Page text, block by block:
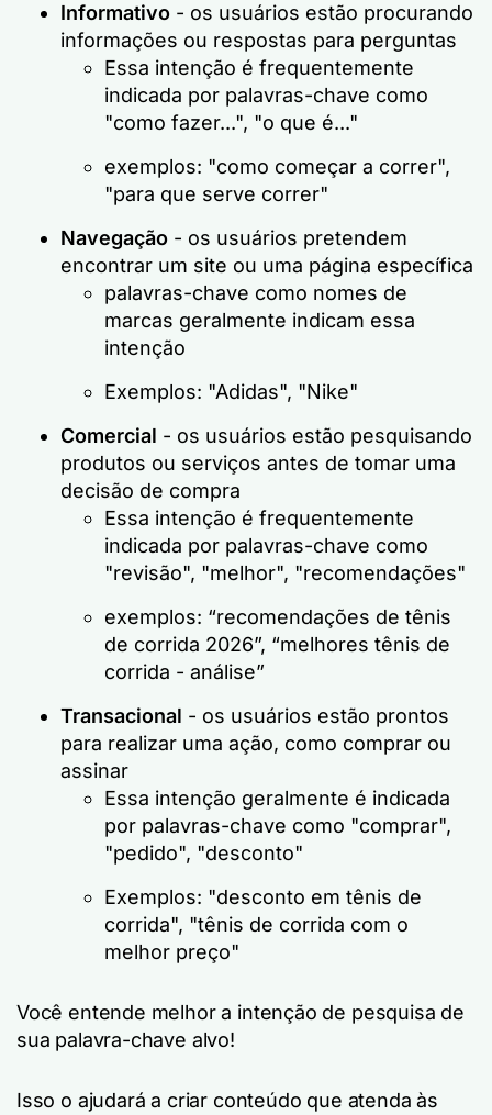
Informativo - os usuários estão procurando
informações ou respostas para perguntas
Essa intenção é frequentemente
indicada por palavras-chave como
"como fazer...", "o que é..."
exemplos: "como começar a correr",
"para que serve correr"
Navegação - os usuários pretendem
encontrar um site ou uma página específica
palavras-chave como nomes de
marcas geralmente indicam essa
intenção
Exemplos: "Adidas", "Nike"
Comercial - os usuários estão pesquisando
produtos ou serviços antes de tomar uma
decisão de compra
Essa intenção é frequentemente
indicada por palavras-chave como
"revisão", "melhor", "recomendações"
exemplos: “recomendações de tênis
de corrida 2026”, “melhores tênis de
corrida - análise”
Transacional - os usuários estão prontos
para realizar uma ação, como comprar ou
assinar
Essa intenção geralmente é indicada
por palavras-chave como "comprar",
"pedido", "desconto"
Exemplos: "desconto em tênis de
corrida", "tênis de corrida com o
melhor preço"
Você entende melhor a intenção de pesquisa de
sua palavra-chave alvo!
Isso o ajudará a criar conteúdo que atenda às